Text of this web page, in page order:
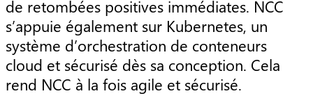
de retombées positives immédiates. NCC
s’appuie également sur Kubernetes, un
système d’orchestration de conteneurs
cloud et sécurisé dès sa conception. Cela
rend NCC à la fois agile et sécurisé.